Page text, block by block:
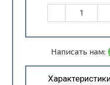
Написать нам:
Характеристики